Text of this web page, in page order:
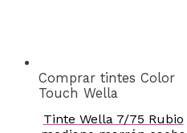
Comprar tintes Color
Touch Wella
Tinte Wella 7/75 Rubio